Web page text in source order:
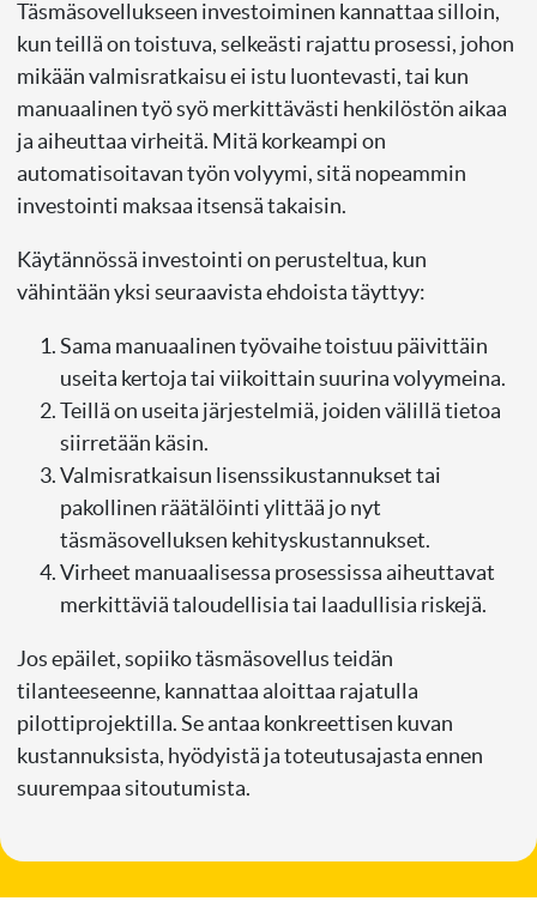
Täsmäsovellukseen investoiminen kannattaa silloin,
kun teillä on toistuva, selkeästi rajattu prosessi, johon
mikään valmisratkaisu ei istu luontevasti, tai kun
manuaalinen työ syö merkittävästi henkilöstön aikaa
ja aiheuttaa virheitä. Mitä korkeampi on
automatisoitavan työn volyymi, sitä nopeammin
investointi maksaa itsensä takaisin.
Käytännössä investointi on perusteltua, kun
vähintään yksi seuraavista ehdoista täyttyy:
Sama manuaalinen työvaihe toistuu päivittäin
useita kertoja tai viikoittain suurina volyymeina.
Teillä on useita järjestelmiä, joiden välillä tietoa
siirretään käsin.
Valmisratkaisun lisenssikustannukset tai
pakollinen räätälöinti ylittää jo nyt
täsmäsovelluksen kehityskustannukset.
Virheet manuaalisessa prosessissa aiheuttavat
merkittäviä taloudellisia tai laadullisia riskejä.
Jos epäilet, sopiiko täsmäsovellus teidän
tilanteeseenne, kannattaa aloittaa rajatulla
pilottiprojektilla. Se antaa konkreettisen kuvan
kustannuksista, hyödyistä ja toteutusajasta ennen
suurempaa sitoutumista.